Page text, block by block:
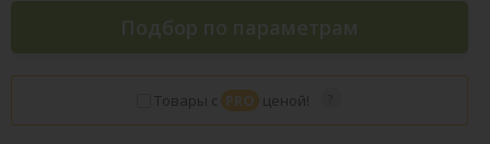
Подбор по параметрам
Товары с PRO ценой!